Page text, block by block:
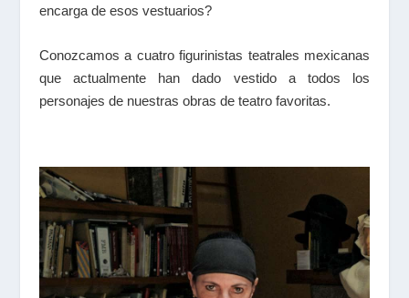
encarga de esos vestuarios?
Conozcamos a cuatro figurinistas teatrales mexicanas
que actualmente han dado vestido a todos los
personajes de nuestras obras de teatro favoritas.